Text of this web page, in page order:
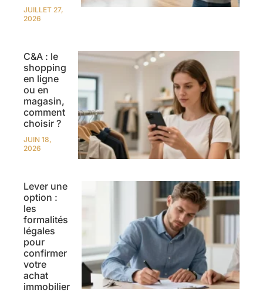
JUILLET 27,
2026
C&A : le
shopping
en ligne
ou en
magasin,
comment
choisir ?
JUIN 18,
2026
Lever une
option :
les
formalités
légales
pour
confirmer
votre
achat
immobilier